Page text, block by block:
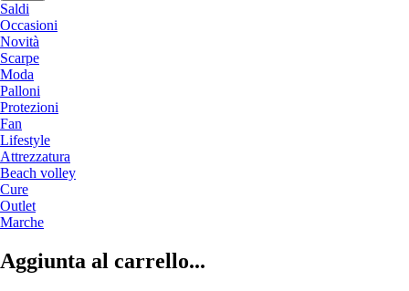
Saldi
Occasioni
Novità
Scarpe
Moda
Palloni
Protezioni
Fan
Lifestyle
Attrezzatura
Beach volley
Cure
Outlet
Marche
Aggiunta al carrello...